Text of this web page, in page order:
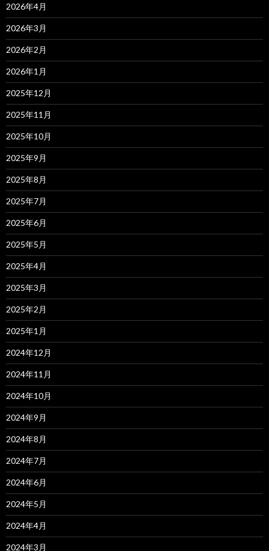
2026年4月
2026年3月
2026年2月
2026年1月
2025年12月
2025年11月
2025年10月
2025年9月
2025年8月
2025年7月
2025年6月
2025年5月
2025年4月
2025年3月
2025年2月
2025年1月
2024年12月
2024年11月
2024年10月
2024年9月
2024年8月
2024年7月
2024年6月
2024年5月
2024年4月
2024年3月